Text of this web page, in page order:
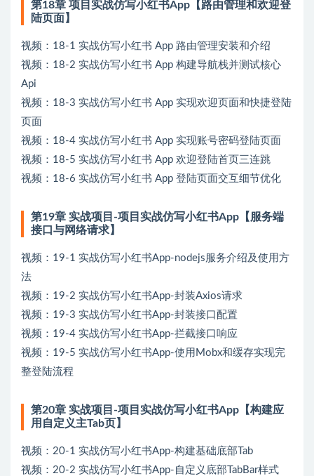
第18章 项目实战仿写小红书App【路由管理和欢迎登
陆页面】
视频：18-1 实战仿写小红书 App 路由管理安装和介绍
视频：18-2 实战仿写小红书 App 构建导航栈并测试核心
Api
视频：18-3 实战仿写小红书 App 实现欢迎页面和快捷登陆
页面
视频：18-4 实战仿写小红书 App 实现账号密码登陆页面
视频：18-5 实战仿写小红书 App 欢迎登陆首页三连跳
视频：18-6 实战仿写小红书 App 登陆页面交互细节优化
第19章 实战项目-项目实战仿写小红书App【服务端
接口与网络请求】
视频：19-1 实战仿写小红书App-nodejs服务介绍及使用方
法
视频：19-2 实战仿写小红书App-封装Axios请求
视频：19-3 实战仿写小红书App-封装接口配置
视频：19-4 实战仿写小红书App-拦截接口响应
视频：19-5 实战仿写小红书App-使用Mobx和缓存实现完
整登陆流程
第20章 实战项目-项目实战仿写小红书App【构建应
用自定义主Tab页】
视频：20-1 实战仿写小红书App-构建基础底部Tab
视频：20-2 实战仿写小红书App-自定义底部TabBar样式